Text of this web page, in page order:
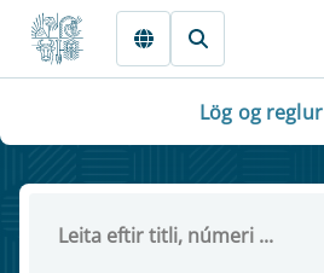
Fara beint í Meginmál
Lög og reglur